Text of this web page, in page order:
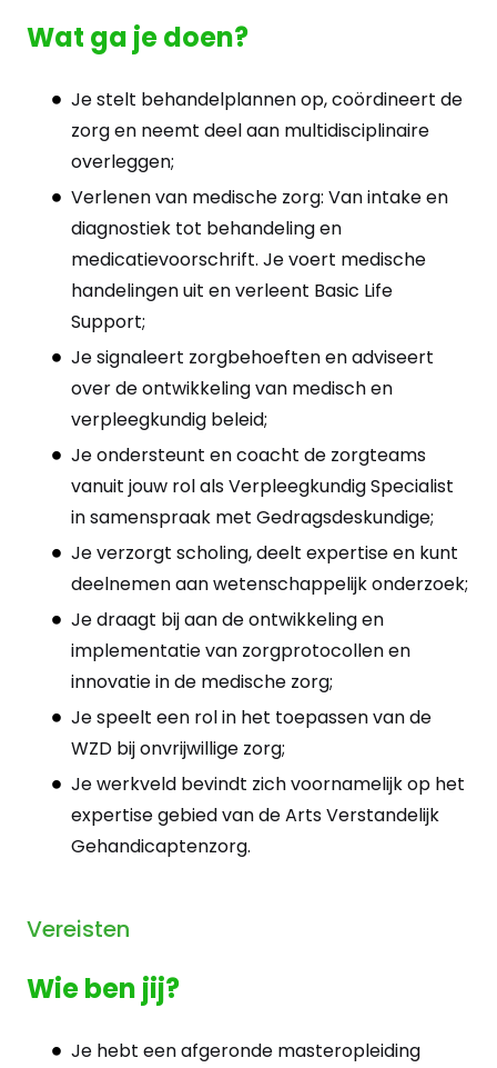
Wat ga je doen?
Je stelt behandelplannen op, coördineert de
zorg en neemt deel aan multidisciplinaire
overleggen;
Verlenen van medische zorg: Van intake en
diagnostiek tot behandeling en
medicatievoorschrift. Je voert medische
handelingen uit en verleent Basic Life
Support;
Je signaleert zorgbehoeften en adviseert
over de ontwikkeling van medisch en
verpleegkundig beleid;
Je ondersteunt en coacht de zorgteams
vanuit jouw rol als Verpleegkundig Specialist
in samenspraak met Gedragsdeskundige;
Je verzorgt scholing, deelt expertise en kunt
deelnemen aan wetenschappelijk onderzoek;
Je draagt bij aan de ontwikkeling en
implementatie van zorgprotocollen en
innovatie in de medische zorg;
Je speelt een rol in het toepassen van de
WZD bij onvrijwillige zorg;
Je werkveld bevindt zich voornamelijk op het
expertise gebied van de Arts Verstandelijk
Gehandicaptenzorg.
Vereisten
Wie ben jij?
Je hebt een afgeronde masteropleiding